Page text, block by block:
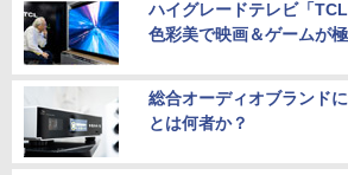
ハイグレードテレビ「
色彩美で映画＆ゲームが
総合オーディオブランド
とは何者か？